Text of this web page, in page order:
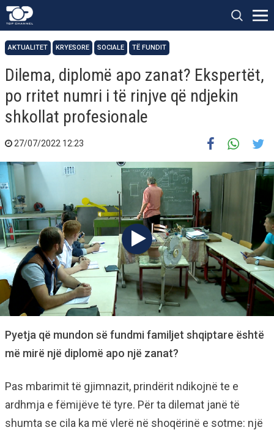
AKTUALITET KRYESORE SOCIALE TË FUNDIT
Dilema, diplomë apo zanat? Ekspertët,
po rritet numri i të rinjve që ndjekin
shkollat profesionale
27/07/2022 12:23
Pyetja që mundon së fundmi familjet shqiptare është
më mirë një diplomë apo një zanat?
Pas mbarimit të gjimnazit, prindërit ndikojnë te e
ardhmja e fëmijëve të tyre. Për ta dilemat janë të
shumta se cila ka më vlerë në shoqërinë e sotme: një